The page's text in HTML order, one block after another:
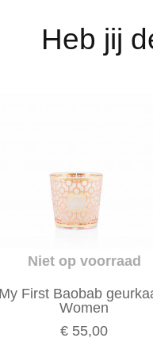
Heb jij
Niet op voorraad
My First Baobab
Women
€ 55,00